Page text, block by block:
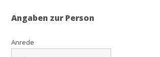
Angaben zur Person
Anrede